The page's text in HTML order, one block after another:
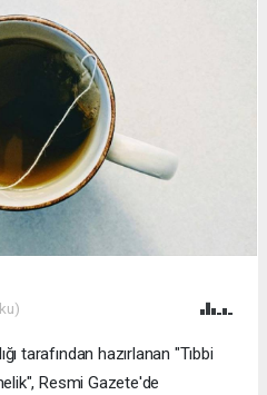
tarafından hazırlanan "Tıbbi
Resmi Gazete'de